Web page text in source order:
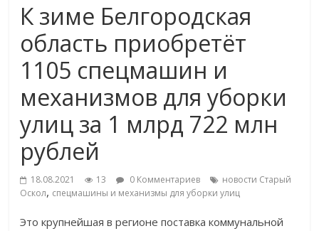
К зиме Белгородская
область приобретёт
1105 спецмашин и
механизмов для уборки
улиц за 1 млрд 722 млн
рублей
18.08.2021 13 0 Комментариев
новости Старый
Оскол, спецмашины и механизмы для уборки улиц
Это крупнейшая в регионе поставка коммунальной